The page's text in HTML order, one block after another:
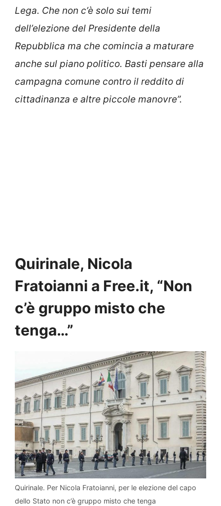
Lega. Che non c’è solo sui temi
dell’elezione del Presidente della
Repubblica ma che comincia a maturare
anche sul piano politico. Basti pensare alla
campagna comune contro il reddito di
cittadinanza e altre piccole manovre”.
Quirinale, Nicola
Fratoianni a Free.it, “Non
c’è gruppo misto che
tenga…”
Quirinale. Per Nicola Fratoianni, per le elezione del capo
dello Stato non c’è gruppo misto che tenga